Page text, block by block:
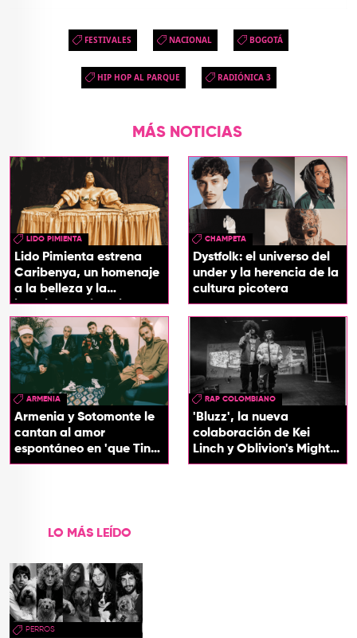
FESTIVALES NACIONAL BOGOTÁ
HIP HOP AL PARQUE RADIÓNICA 3
MÁS NOTICIAS
LIDO PIMIENTA
Lido Pimienta estrena
Caribenya, un homenaje
a la belleza y la
identidad del Caribe
CHAMPETA
Dystfolk: el universo del
under y la herencia de la
cultura picotera
ARMENIA
Armenia y Sotomonte le
cantan al amor
espontáneo en 'que Tin
que Tan'
RAP COLOMBIANO
'Bluzz', la nueva
colaboración de Kei
Linch y Oblivion's Mighty
Trash
LO MÁS LEÍDO
PERROS